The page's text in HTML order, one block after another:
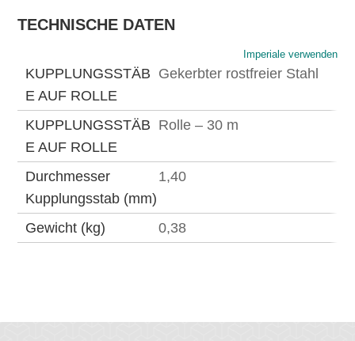
TECHNISCHE DATEN
Imperiale verwenden
KUPPLUNGSSTÄB
E AUF ROLLE
Gekerbter rostfreier Stahl
KUPPLUNGSSTÄB
E AUF ROLLE
Rolle – 30 m
Durchmesser
Kupplungsstab (mm)
1,40
Gewicht (kg) 0,38